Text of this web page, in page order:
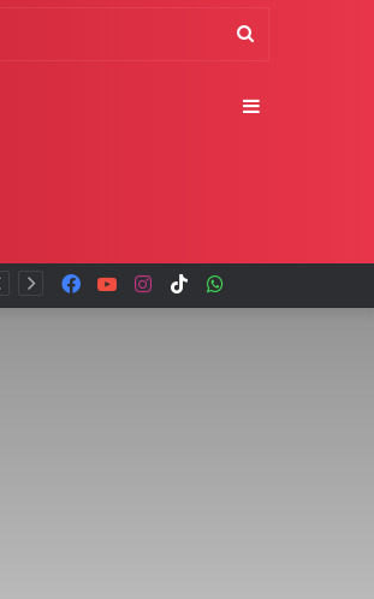
TikTok
Instagram
YouTube
Facebook
Buscar
Sidebar